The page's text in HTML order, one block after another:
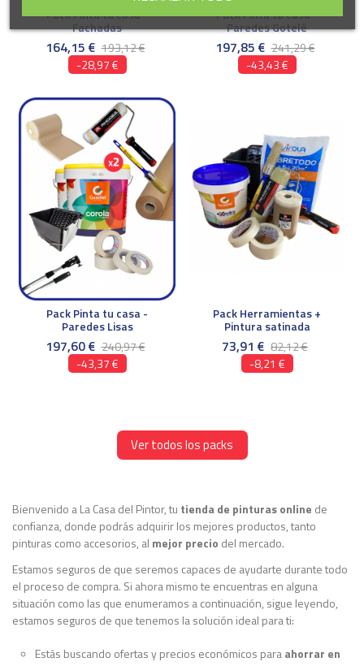
Pack Pinta tu casa -
Fachadas
164,15 € 193,12 €
-28,97 €
Pack Pinta tu casa -
Paredes Gotelé
197,85 € 241,29 €
-43,43 €
Pack Pinta tu casa -
Paredes Lisas
197,60 € 240,97 €
-43,37 €
Pack Herramientas +
Pintura satinada
73,91 € 82,12 €
-8,21 €
Ver todos los packs
Bienvenido a La Casa del Pintor, tu tienda de pinturas online de
confianza, donde podrás adquirir los mejores productos, tanto
pinturas como accesorios, al mejor precio del mercado.
Estamos seguros de que seremos capaces de ayudarte durante todo
el proceso de compra. Si ahora mismo te encuentras en alguna
situación como las que enumeramos a continuación, sigue leyendo,
estamos seguros de que tenemos la solución ideal para ti:
Estás buscando ofertas y precios económicos paraahorrar en